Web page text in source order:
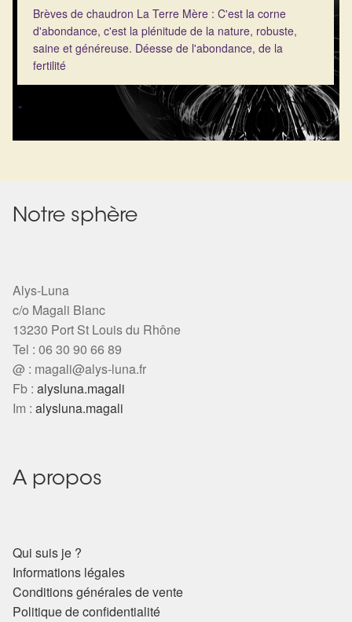
Brèves de chaudron La Terre Mère : C'est la corne
d'abondance, c'est la plénitude de la nature, robuste,
saine et généreuse. Déesse de l'abondance, de la
fertilité
"
Notre sphère
Alys-Luna
c/o Magali Blanc
13230 Port St Louis du Rhône
Tel : 06 30 90 66 89
@ : magali@alys-luna.fr
Fb : alysluna.magali
Im : alysluna.magali
A propos
Qui suis je ?
Informations légales
Conditions générales de vente
Politique de confidentialité